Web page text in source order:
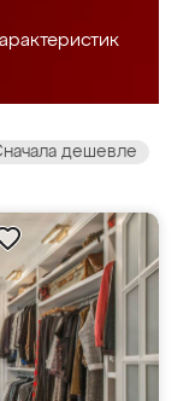
дешевле